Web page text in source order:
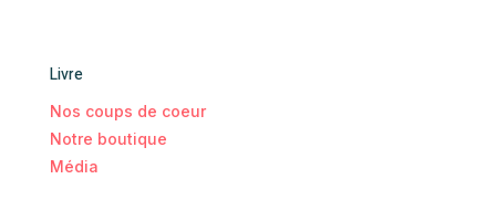
Livre
Nos coups de coeur
Notre boutique
Média